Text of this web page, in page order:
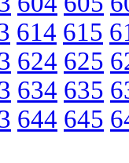
614 615
624 625
634 635
644 645